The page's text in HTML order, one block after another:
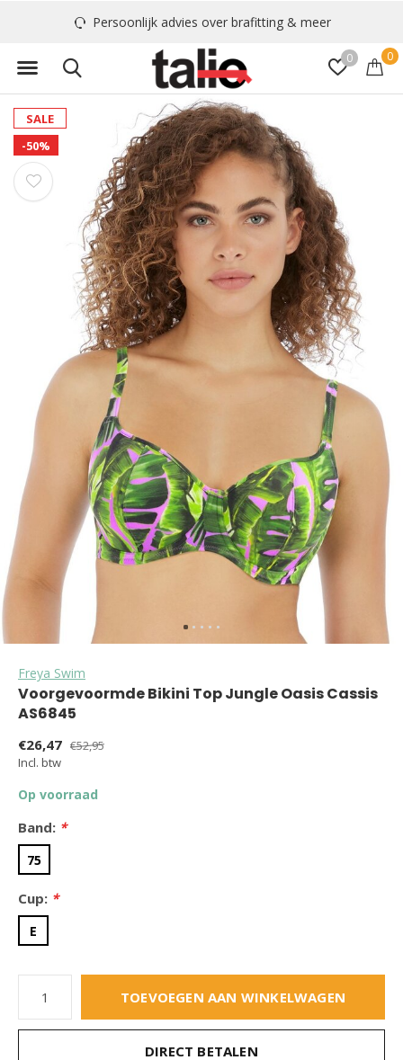
0 0
Persoonlijk advies over brafitting & meer
SALE
-50%
Freya Swim
Voorgevoormde Bikini Top Jungle Oasis Cassis
AS6845
€26,47 €52,95
Incl. btw
Op voorraad
Band: *
75
Cup: *
E
TOEVOEGEN AAN WINKELWAGEN
DIRECT BETALEN